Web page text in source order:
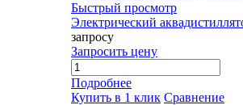
Быстрый просмотр
Электрический
запросу
Запросить цену
Подробнее
Купить в 1 клик Сравнение